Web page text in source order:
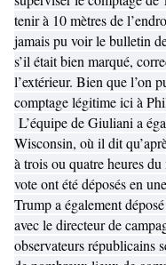
tenir à 10 mètres de
jamais pu voir le bulletin
s’il était bien marqué,
l’extérieur. Bien que l’on
comptage légitime ici à
L’équipe de Giuliani a
Wisconsin, où il dit
à trois ou quatre heures
vote ont été déposés en
Trump a également
avec le directeur de
observateurs républicains